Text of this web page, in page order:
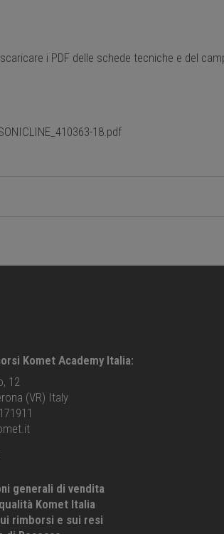
i PDF delle schede tecniche e del
18.pdf
Komet Academy Italia:
12
(VR) Italy
generali di vendita
Komet Italia
rimborsi e sui resi